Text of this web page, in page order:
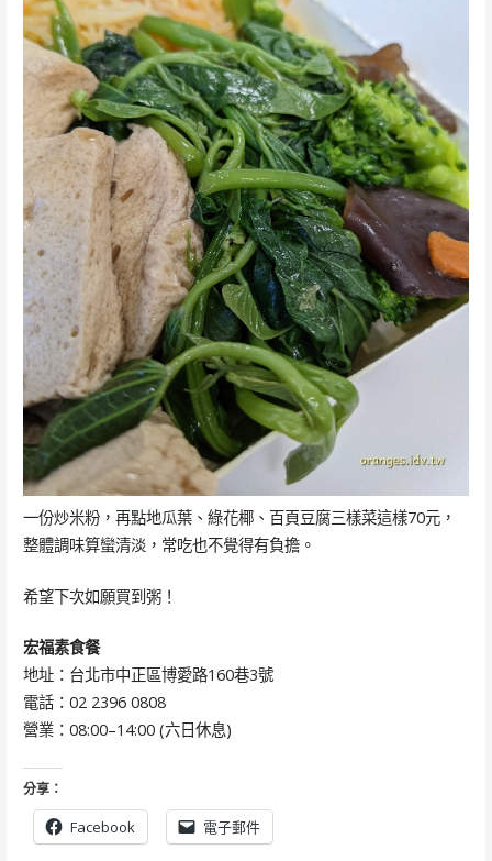
一份炒米粉，再點地瓜葉、綠花椰、百頁豆腐三樣菜這樣70元，
整體調味算蠻清淡，常吃也不覺得有負擔。
希望下次如願買到粥！
宏福素食餐
地址：台北市中正區博愛路160巷3號
電話：02 2396 0808
營業：08:00–14:00 (六日休息)
分享：
Facebook 電子郵件